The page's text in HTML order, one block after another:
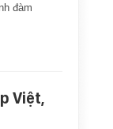
đàm
Việt,